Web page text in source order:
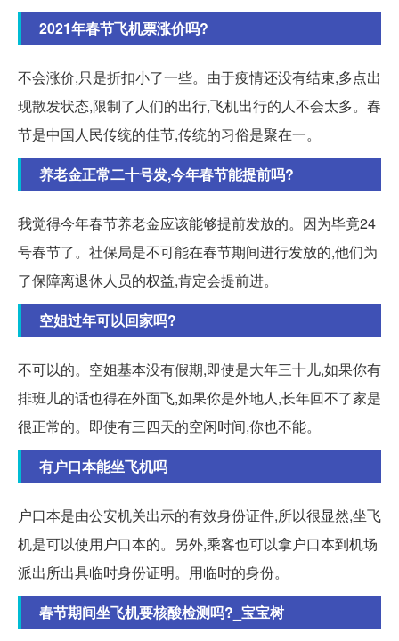
2021年春节飞机票涨价吗?
不会涨价,只是折扣小了一些。由于疫情还没有结束,多点出
现散发状态,限制了人们的出行,飞机出行的人不会太多。春
节是中国人民传统的佳节,传统的习俗是聚在一。
养老金正常二十号发,今年春节能提前吗?
我觉得今年春节养老金应该能够提前发放的。因为毕竟24
号春节了。社保局是不可能在春节期间进行发放的,他们为
了保障离退休人员的权益,肯定会提前进。
空姐过年可以回家吗?
不可以的。空姐基本没有假期,即使是大年三十儿,如果你有
排班儿的话也得在外面飞,如果你是外地人,长年回不了家是
很正常的。即使有三四天的空闲时间,你也不能。
有户口本能坐飞机吗
户口本是由公安机关出示的有效身份证件,所以很显然,坐飞
机是可以使用户口本的。另外,乘客也可以拿户口本到机场
派出所出具临时身份证明。用临时的身份。
春节期间坐飞机要核酸检测吗?_宝宝树